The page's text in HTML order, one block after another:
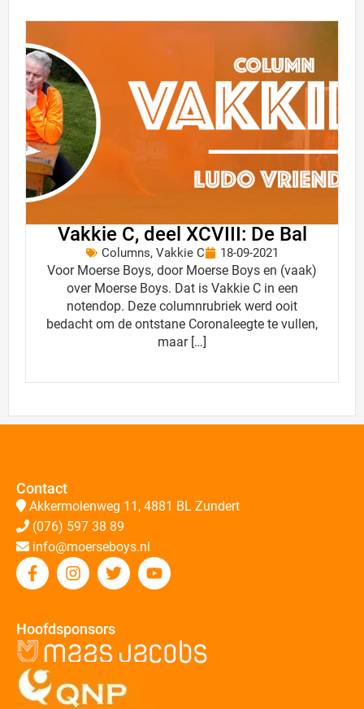
Vakkie C, deel XCVIII: De Bal
Columns, Vakkie C 18-09-2021
Voor Moerse Boys, door Moerse Boys en (vaak)
over Moerse Boys. Dat is Vakkie C in een
notendop. Deze columnrubriek werd ooit
bedacht om de ontstane Coronaleegte te vullen,
maar […]
Contact
Akkermolenweg 11, 4881 BL Zundert
(076) 597 38 89
info@moerseboys.nl
Hoofdsponsors